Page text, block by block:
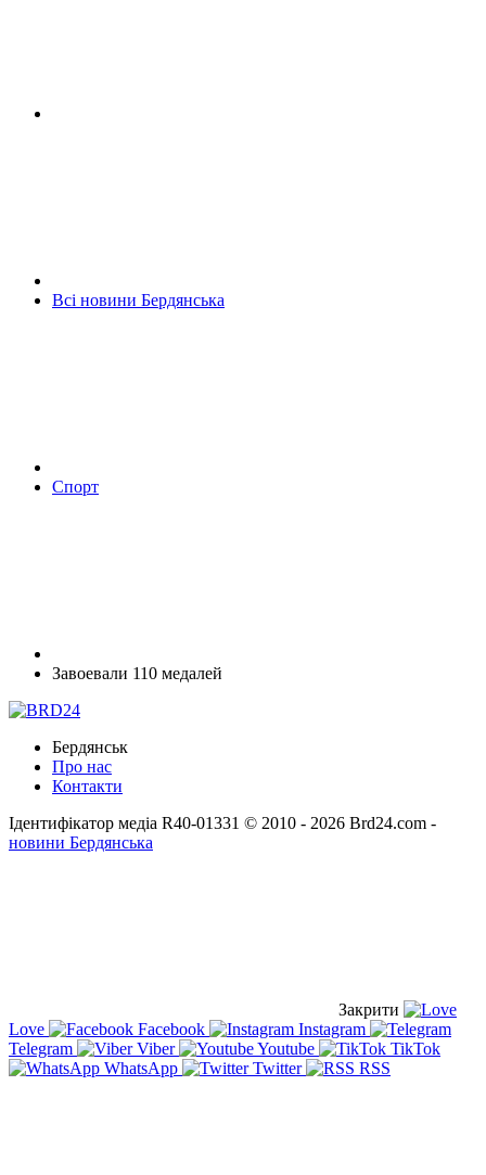
Всі новини Бердянська
Спорт
Завоевали 110 медалей
Бердянськ
Про нас
Контакти
Ідентифікатор медіа R40-01331 © 2010 - 2026 Brd24.com -
новини Бердянська
Закрити
Love
Facebook
Instagram
Telegram
Viber Youtube
TikTok
WhatsApp
Twitter RSS